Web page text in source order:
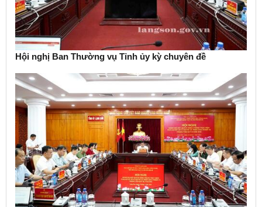
Hội nghị Ban Thường vụ Tỉnh ủy kỳ chuyên đề